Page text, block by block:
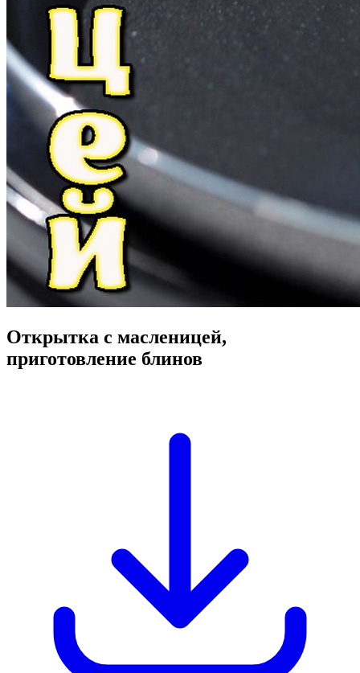
Открытка с масленицей,
приготовление блинов